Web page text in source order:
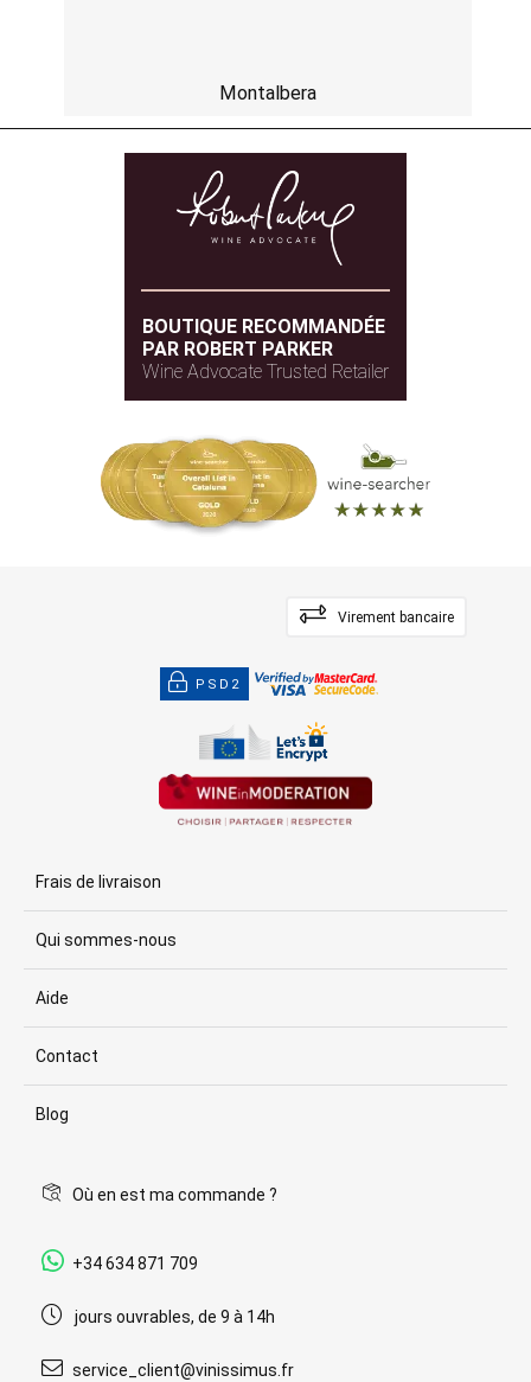
Montalbera
BOUTIQUE RECOMMANDÉE
PAR ROBERT PARKER
Wine Advocate Trusted Retailer
Virement bancaire
PSD2
Frais de livraison
Qui sommes-nous
Aide
Contact
Blog
Où en est ma commande ?
+34 634 871 709
jours ouvrables, de 9 à 14h
service_client@vinissimus.fr